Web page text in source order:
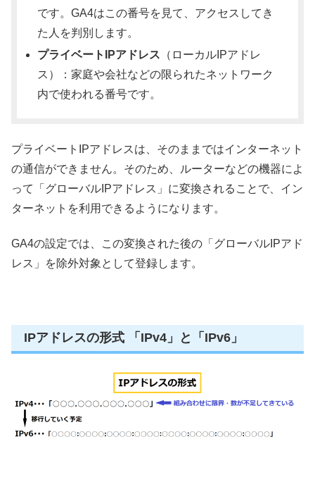
です。GA4はこの番号を見て、アクセスしてき
た人を判別します。
プライベートIPアドレス （ローカルIPアドレ
ス）：家庭や会社などの限られたネットワーク
内で使われる番号です。
プライベートIPアドレスは、そのままではインターネット
の通信ができません。そのため、ルーターなどの機器によ
って「グローバルIPアドレス」に変換されることで、イン
ターネットを利用できるようになります。
GA4の設定では、この変換された後の「グローバルIPアド
レス」を除外対象として登録します。
IPアドレスの形式 「IPv4」と「IPv6」